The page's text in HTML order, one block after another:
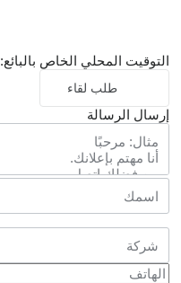
التوقيت المحلي الخاص بالبائع: 01:04 (CEST)
طلب لقاء
إرسال الرسالة